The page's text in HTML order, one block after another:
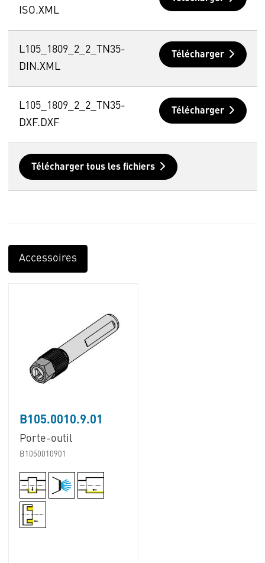
ISO.XML
L105_1809_2_2_TN35-
DIN.XML
Télécharger
L105_1809_2_2_TN35-
DXF.DXF
Télécharger
Télécharger tous les fichiers
Accessoires
B105.0010.9.01
Porte-outil
B1050010901